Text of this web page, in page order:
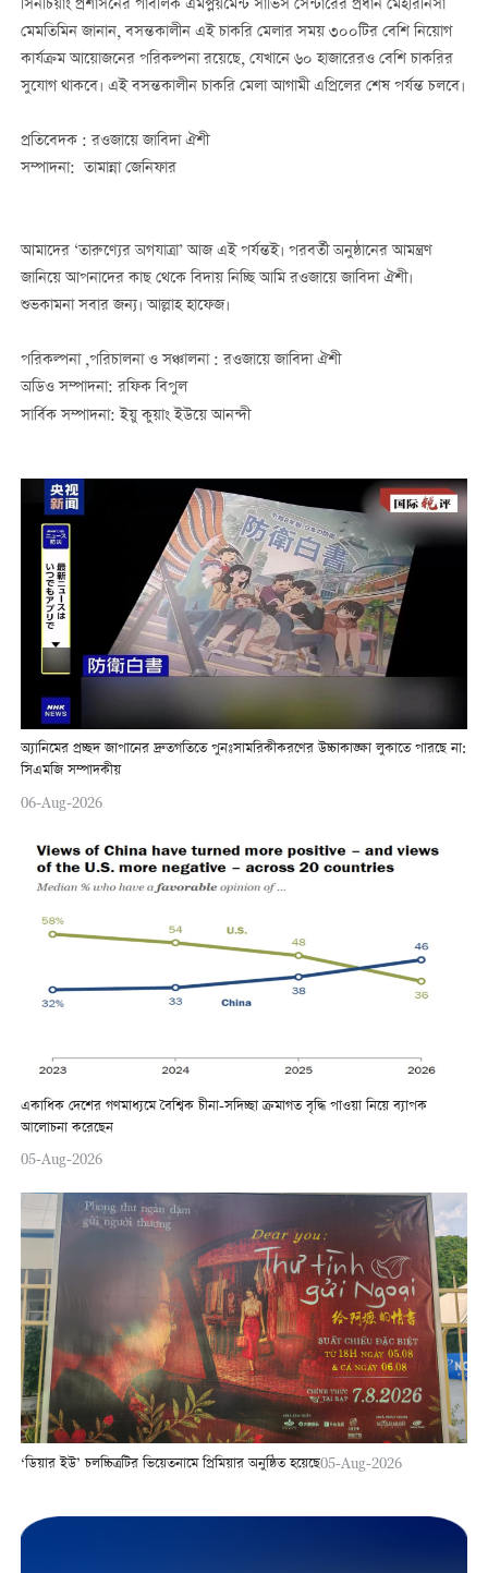
সিনচিয়াং প্রশাসনের পাবলিক এমপ্লয়মেন্ট সার্ভিস সেন্টারের প্রধান মেহরিনিসা
মেমতিমিন জানান, বসন্তকালীন এই চাকরি মেলার সময় ৩০০টির বেশি নিয়োগ
কার্যক্রম আয়োজনের পরিকল্পনা রয়েছে, যেখানে ৬০ হাজারেরও বেশি চাকরির
সুযোগ থাকবে। এই বসন্তকালীন চাকরি মেলা আগামী এপ্রিলের শেষ পর্যন্ত চলবে।
প্রতিবেদক : রওজায়ে জাবিদা ঐশী
সম্পাদনা: তামান্না জেনিফার
আমাদের ‘তারুণ্যের অগযাত্রা’ আজ এই পর্যন্তই। পরবর্তী অনুষ্ঠানের আমন্ত্রণ
জানিয়ে আপনাদের কাছ থেকে বিদায় নিচ্ছি আমি রওজায়ে জাবিদা ঐশী।
শুভকামনা সবার জন্য। আল্লাহ হাফেজ।
পরিকল্পনা ,পরিচালনা ও সঞ্চালনা : রওজায়ে জাবিদা ঐশী
অডিও সম্পাদনা: রফিক বিপুল
সার্বিক সম্পাদনা: ইয়ু কুয়াং ইউয়ে আনন্দী
অ্যানিমের প্রচ্ছদ জাপানের দ্রুতগতিতে পুনঃসামরিকীকরণের উচ্চাকাঙ্ক্ষা লুকাতে পারছে না:
সিএমজি সম্পাদকীয়
06-Aug-2026
একাধিক দেশের গণমাধ্যমে বৈশ্বিক চীনা-সদিচ্ছা ক্রমাগত বৃদ্ধি পাওয়া নিয়ে ব্যাপক
আলোচনা করেছেন
05-Aug-2026
‘ডিয়ার ইউ’ চলচ্চিত্রটির ভিয়েতনামে প্রিমিয়ার অনুষ্ঠিত হয়েছে05-Aug-2026